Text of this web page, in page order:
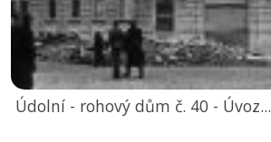
Údolní - rohový dům č. 40 - Úvoz...